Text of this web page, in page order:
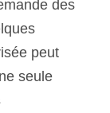
des
peut
seule